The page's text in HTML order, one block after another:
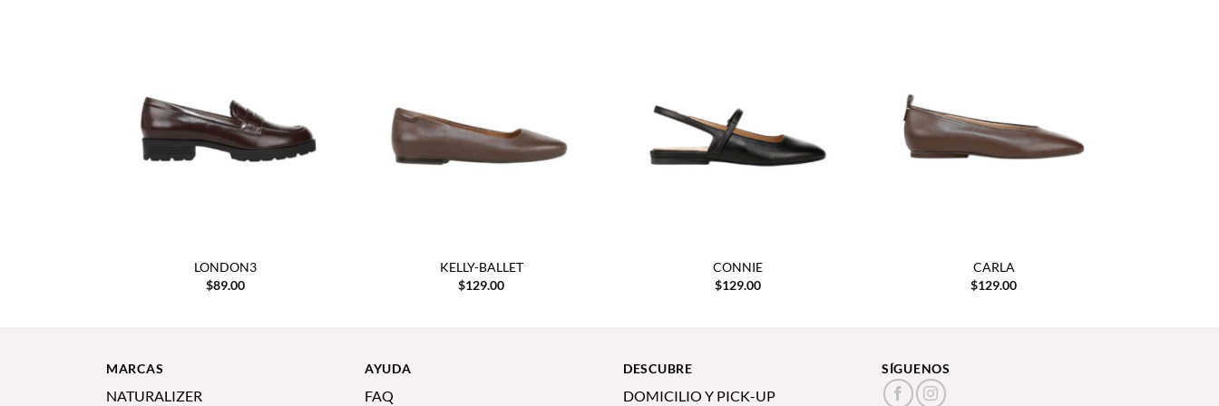
LONDON3
$89.00
KELLY-BALLET
$129.00
CONNIE
$129.00
CARLA
$129.00
MARCAS
NATURALIZER
AYUDA
FAQ
DESCUBRE
DOMICILIO Y PICK-UP
SÍGUENOS